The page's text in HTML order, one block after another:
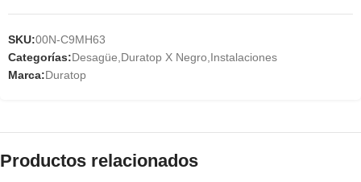
SKU:00N-C9MH63
Categorías:Desagüe Duratop X Negro Instalaciones
Marca:Duratop
Productos relacionados